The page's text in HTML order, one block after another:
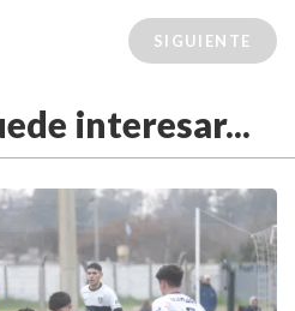
SIGUIENTE
interesar...